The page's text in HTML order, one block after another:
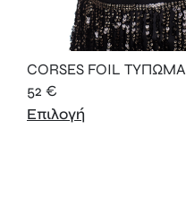
CORSES FOIL ΤΥΠΩΜΑ
52 €
Επιλογή